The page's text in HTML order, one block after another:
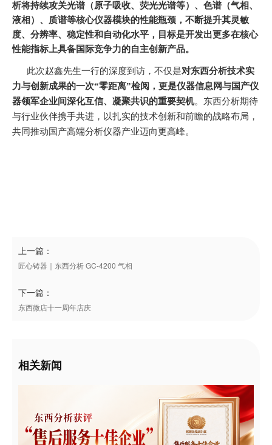
析将持续攻关光谱（原子吸收、荧光光谱等）、色谱（气相、
液相）、质谱等核心仪器模块的性能瓶颈，不断提升其灵敏
度、分辨率、稳定性和自动化水平，目标是开发出更多在核心
性能指标上具备国际竞争力的自主创新产品。
此次赵鑫先生一行的深度到访，不仅是对东西分析技术实
力与创新成果的一次“零距离”检阅，更是仪器信息网与国产仪
器领军企业间深化互信、凝聚共识的重要契机。东西分析期待
与行业伙伴携手共进，以扎实的技术创新和前瞻的战略布局，
共同推动国产高端分析仪器产业迈向更高峰。
上一篇：
匠心铸器｜东西分析 GC-4200 气相
下一篇：
东西微店十一周年店庆
相关新闻